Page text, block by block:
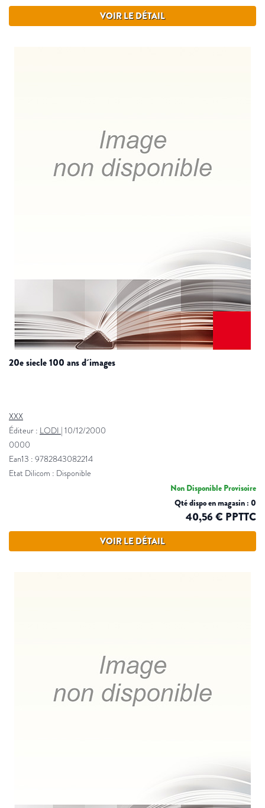
VOIR LE DÉTAIL
20e siecle 100 ans d´images
XXX
Éditeur : LODI | 10/12/2000
0000
Ean13 : 9782843082214
Etat Dilicom : Disponible
Non Disponible Provisoire
Qté dispo en magasin : 0
40,56 € PPTTC
VOIR LE DÉTAIL